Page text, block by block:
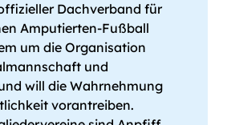
Dachverband für
Amputierten-Fußball
um die Organisation
und
will die Wahrnehmung
vorantreiben.